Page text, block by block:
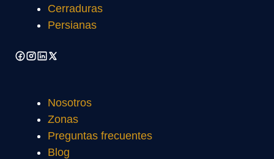
Cerraduras
Persianas
Nosotros
Zonas
Preguntas frecuentes
Blog